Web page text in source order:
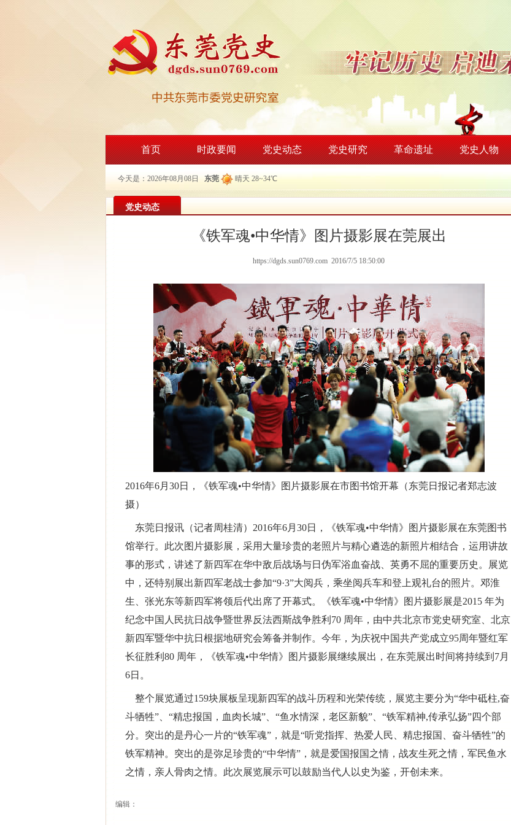
首页 时政要闻 党史动态 党史研究 革命遗址 党史人物
今天是：2026年08月08日 东莞 晴天 28~34℃
党史动态
《铁军魂•中华情》图片摄影展在莞展出
https://dgds.sun0769.com 2016/7/5 18:50:00
2016年6月30日，《铁军魂•中华情》图片摄影展在市图书馆开幕（东莞日报记者郑志波
摄）
东莞日报讯（记者周桂清） 2016年6月30日，《铁军魂•中华情》图片摄影展在东莞图书
馆举行。此次图片摄影展，采用大量珍贵的老照片与精心遴选的新照片相结合，运用讲故
事的形式，讲述了新四军在华中敌后战场与日伪军浴血奋战、英勇不屈的重要历史。展览
中，还特别展出新四军老战士参加“9·3”大阅兵，乘坐阅兵车和登上观礼台的照片。邓淮
生、张光东等新四军将领后代出席了开幕式。《铁军魂•中华情》图片摄影展是2015 年为
纪念中国人民抗日战争暨世界反法西斯战争胜利70 周年，由中共北京市党史研究室、北京
新四军暨华中抗日根据地研究会筹备并制作。今年，为庆祝中国共产党成立95周年暨红军
长征胜利80 周年，《铁军魂•中华情》图片摄影展继续展出，在东莞展出时间将持续到7月
6日。
整个展览通过159块展板呈现新四军的战斗历程和光荣传统，展览主要分为“华中砥柱,奋
斗牺牲”、“精忠报国，血肉长城”、“鱼水情深，老区新貌”、“铁军精神,传承弘扬”四个部
分。突出的是丹心一片的“铁军魂”，就是“听党指挥、热爱人民、精忠报国、奋斗牺牲”的
铁军精神。突出的是弥足珍贵的“中华情”，就是爱国报国之情，战友生死之情，军民鱼水
之情，亲人骨肉之情。此次展览展示可以鼓励当代人以史为鉴，开创未来。
编辑：